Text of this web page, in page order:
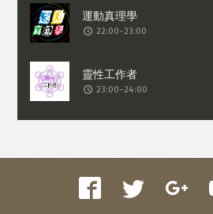
22:00-23:00
23:00-24:00